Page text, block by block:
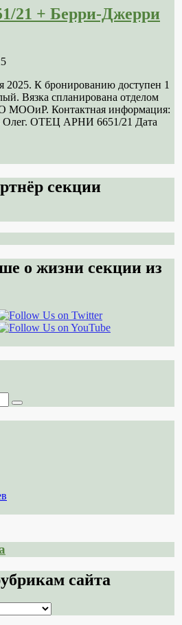
21 + Берри-Джерри
2025. К бронированию доступен 1
Вязка спланирована отделом
МООиР. Контактная информация:
Олег. ОТЕЦ АРНИ 6651/21 Дата
секции
о жизни секции из
Поиск
сайта